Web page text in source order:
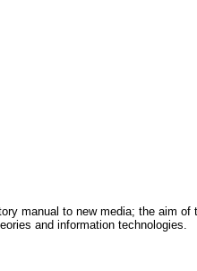
manual to new media; the aim
and information technologies.